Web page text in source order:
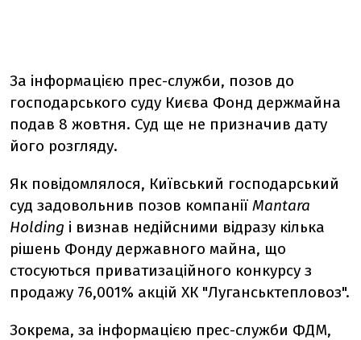
За інформацією прес-служби, позов до
господарського суду Києва Фонд держмайна
подав 8 жовтня. Суд ще не призначив дату
його розгляду.
Як повідомлялося, Київський господарський
суд задовольнив позов компанії Mantara
Holding і визнав недійсними відразу кілька
рішень Фонду державного майна, що
стосуються приватизаційного конкурсу з
продажу 76,001% акцій ХК "Луганськтепловоз".
Зокрема, за інформацією прес-служби ФДМ,